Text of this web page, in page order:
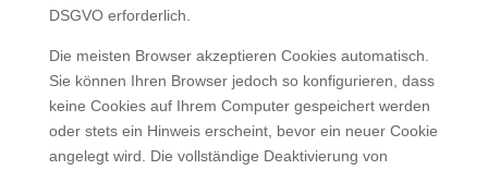
DSGVO erforderlich.
Die meisten Browser akzeptieren Cookies automatisch.
Sie können Ihren Browser jedoch so konfigurieren, dass
keine Cookies auf Ihrem Computer gespeichert werden
oder stets ein Hinweis erscheint, bevor ein neuer Cookie
angelegt wird. Die vollständige Deaktivierung von